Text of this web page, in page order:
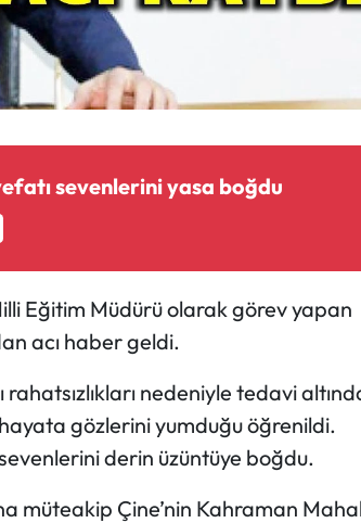
sevenlerini yasa boğdu
Eğitim Müdürü olarak görev yapan
acı haber geldi.
rahatsızlıkları nedeniyle tedavi
gözlerini yumduğu öğrenildi.
derin üzüntüye boğdu.
müteakip Çine’nin Kahraman